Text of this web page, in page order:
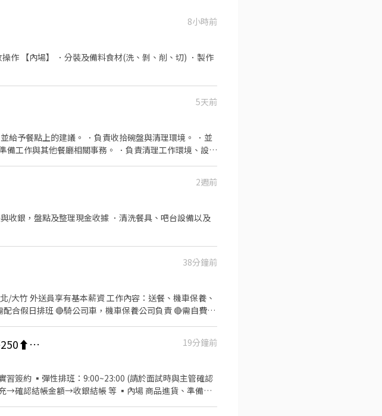
8小時前
作 【內場】 ．分裝及備料食材(洗、剝、削、切) ．製作
5天前
給予餐點上的建議。 ．負責收拾碗盤與清理環境。 ．並
工作與其他餐廳相關事務。 ．負責清理工作環境、設備
2週前
收銀，盤點及整理現金收據 ．清洗餐具、吧台設備以及
38分鐘前
車保養、
⭐【壽司郎】🥇【兼職人員】💰新竹慈雲路店平日時薪250⬆️；假日時薪260元
19分鐘前
簽約 ▪彈性排班：9:00~23:00 (請於面試時與主管確認
確認結帳金額→收銀結帳 等 ▪內場 商品進貨、準備、